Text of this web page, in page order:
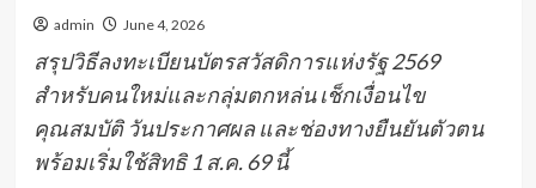
admin June 4, 2026
สรุปวิธีลงทะเบียนบัตรสวัสดิการแห่งรัฐ 2569
สำหรับคนใหม่และกลุ่มตกหล่น เช็กเงื่อนไข
คุณสมบัติ วันประกาศผล และช่องทางยืนยันตัวตน
พร้อมเริ่มใช้สิทธิ 1 ส.ค. 69 นี้